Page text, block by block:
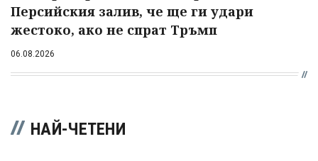
Персийския залив, че ще ги удари
жестоко, ако не спрат Тръмп
06.08.2026
НАЙ-ЧЕТЕНИ